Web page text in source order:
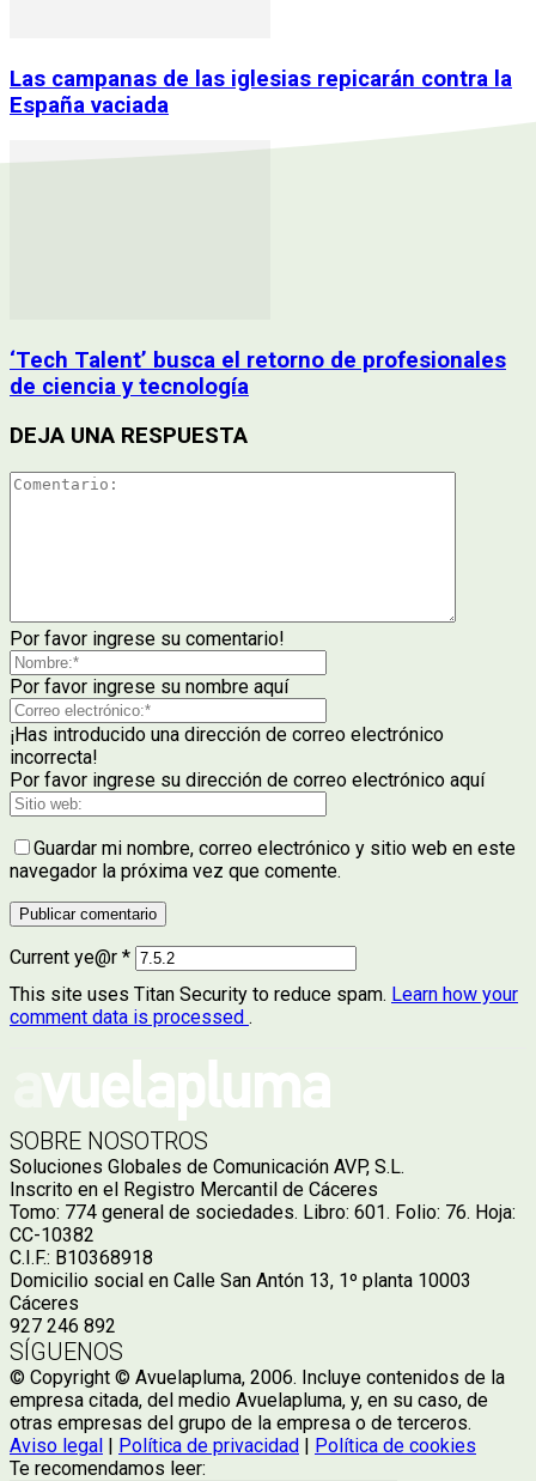
Las campanas de las iglesias repicarán contra la
España vaciada
‘Tech Talent’ busca el retorno de profesionales
de ciencia y tecnología
DEJA UNA RESPUESTA
Por favor ingrese su comentario!
Por favor ingrese su nombre aquí
¡Has introducido una dirección de correo electrónico
incorrecta!
Por favor ingrese su dirección de correo electrónico aquí
Guardar mi nombre, correo electrónico y sitio web en este
navegador la próxima vez que comente.
Current ye@r *
This site uses Titan Security to reduce spam. Learn how your
comment data is processed .
SOBRE NOSOTROS
Soluciones Globales de Comunicación AVP, S.L.
Inscrito en el Registro Mercantil de Cáceres
Tomo: 774 general de sociedades. Libro: 601. Folio: 76. Hoja:
CC-10382
C.I.F.: B10368918
Domicilio social en Calle San Antón 13, 1º planta 10003
Cáceres
927 246 892
SÍGUENOS
© Copyright © Avuelapluma, 2006. Incluye contenidos de la
empresa citada, del medio Avuelapluma, y, en su caso, de
otras empresas del grupo de la empresa o de terceros.
Aviso legal | Política de privacidad | Política de cookies
Te recomendamos leer: